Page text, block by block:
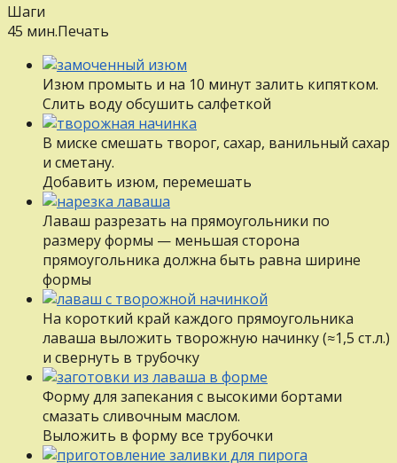
Шаги
45 мин.Печать
Изюм промыть и на 10 минут залить кипятком.
Слить воду обсушить салфеткой
В миске смешать творог, сахар, ванильный сахар
и сметану.
Добавить изюм, перемешать
Лаваш разрезать на прямоугольники по
размеру формы — меньшая сторона
прямоугольника должна быть равна ширине
формы
На короткий край каждого прямоугольника
лаваша выложить творожную начинку (≈1,5 ст.л.)
и свернуть в трубочку
Форму для запекания с высокими бортами
смазать сливочным маслом.
Выложить в форму все трубочки